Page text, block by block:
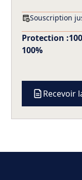
Souscription
Protection :
100%
Recevoir